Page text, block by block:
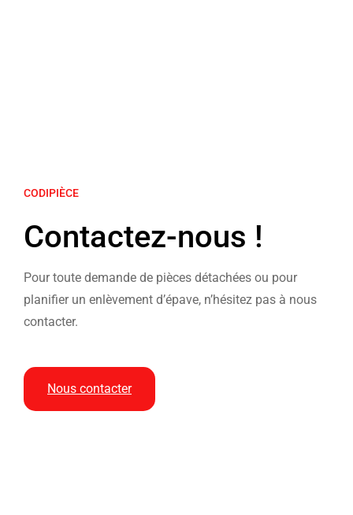
CODIPIÈCE
Contactez-nous !
Pour toute demande de pièces détachées ou pour
planifier un enlèvement d’épave, n’hésitez pas à nous
contacter.
Nous contacter